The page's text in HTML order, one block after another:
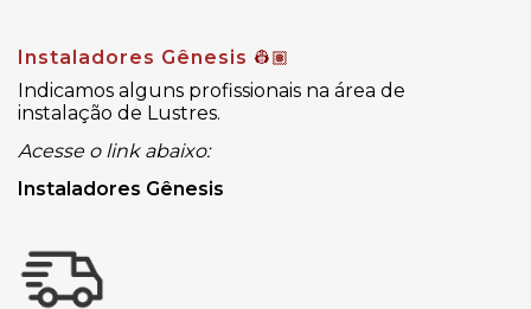
Instaladores Gênesis 👷🏽
Indicamos alguns profissionais na área de
instalação de Lustres.
Acesse o link abaixo:
Instaladores Gênesis